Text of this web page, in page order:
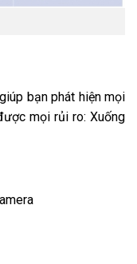
bạn phát hiện mọi
mọi rủi ro: Xuống